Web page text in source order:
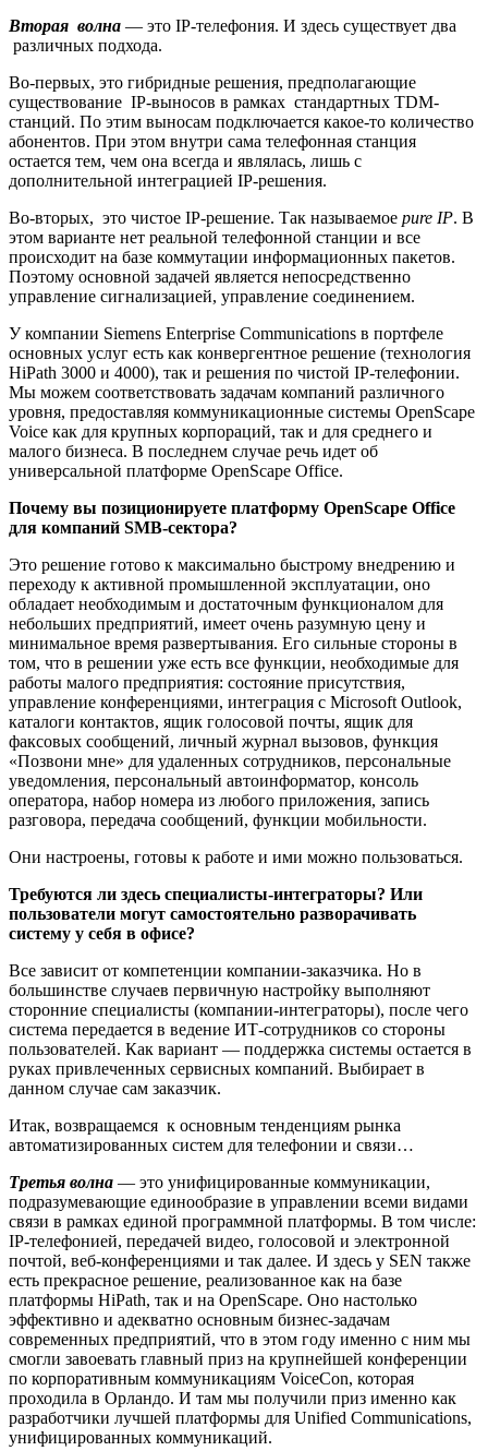
Вторая волна — это IP-телефония. И здесь существует два
различных подхода.
Во-первых, это гибридные решения, предполагающие
существование IP-выносов в рамках стандартных TDM-
станций. По этим выносам подключается какое-то количество
абонентов. При этом внутри сама телефонная станция
остается тем, чем она всегда и являлась, лишь с
дополнительной интеграцией IP-решения.
Во-вторых, это чистое IP-решение. Так называемое pure IP. В
этом варианте нет реальной телефонной станции и все
происходит на базе коммутации информационных пакетов.
Поэтому основной задачей является непосредственно
управление сигнализацией, управление соединением.
У компании Siemens Enterprise Communications в портфеле
основных услуг есть как конвергентное решение (технология
HiPath 3000 и 4000), так и решения по чистой IP-телефонии.
Мы можем соответствовать задачам компаний различного
уровня, предоставляя коммуникационные системы OpenScape
Voice как для крупных корпораций, так и для среднего и
малого бизнеса. В последнем случае речь идет об
универсальной платформе OpenSсape Office.
Почему вы позиционируете платформу OpenSсape Office
для компаний SMB-сектора?
Это решение готово к максимально быстрому внедрению и
переходу к активной промышленной эксплуатации, оно
обладает необходимым и достаточным функционалом для
небольших предприятий, имеет очень разумную цену и
минимальное время развертывания. Его сильные стороны в
том, что в решении уже есть все функции, необходимые для
работы малого предприятия: cостояние присутствия,
управление конференциями, интеграция с Microsoft Outlook,
каталоги контактов, ящик голосовой почты, ящик для
факсовых сообщений, личный журнал вызовов, функция
«Позвони мне» для удаленных сотрудников, персональные
уведомления, персональный автоинформатор, консоль
оператора, набор номера из любого приложения, запись
разговора, передача сообщений, функции мобильности.
Они настроены, готовы к работе и ими можно пользоваться.
Требуются ли здесь специалисты-интеграторы? Или
пользователи могут самостоятельно разворачивать
систему у себя в офисе?
Все зависит от компетенции компании-заказчика. Но в
большинстве случаев первичную настройку выполняют
сторонние специалисты (компании-интеграторы), после чего
система передается в ведение ИТ-сотрудников со стороны
пользователей. Как вариант — поддержка системы остается в
руках привлеченных сервисных компаний. Выбирает в
данном случае сам заказчик.
Итак, возвращаемся к основным тенденциям рынка
автоматизированных систем для телефонии и связи…
Третья волна — это унифицированные коммуникации,
подразумевающие единообразие в управлении всеми видами
связи в рамках единой программной платформы. В том числе:
IP-телефонией, передачей видео, голосовой и электронной
почтой, веб-конференциями и так далее. И здесь у SEN также
есть прекрасное решение, реализованное как на базе
платформы HiPath, так и на OpenSсape. Оно настолько
эффективно и адекватно основным бизнес-задачам
современных предприятий, что в этом году именно с ним мы
смогли завоевать главный приз на крупнейшей конференции
по корпоративным коммуникациям VoiceCon, которая
проходила в Орландо. И там мы получили приз именно как
разработчики лучшей платформы для Unified Communications,
унифицированных коммуникаций.